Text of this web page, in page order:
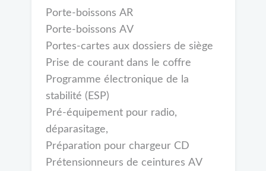
Porte-boissons AR
Porte-boissons AV
Portes-cartes aux dossiers de siège
Prise de courant dans le coffre
Programme électronique de la
stabilité (ESP)
Pré-équipement pour radio,
déparasitage,
Préparation pour chargeur CD
Prétensionneurs de ceintures AV